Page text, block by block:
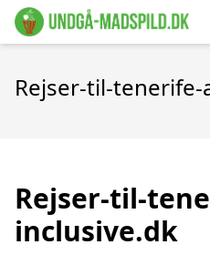
Rejser-til-
Rejser-til-
inclusive.dk